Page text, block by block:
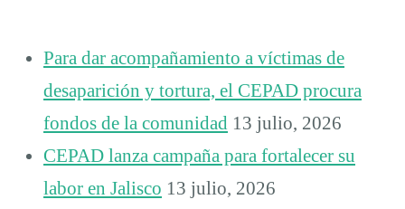
Para dar acompañamiento a víctimas de
desaparición y tortura, el CEPAD procura
fondos de la comunidad 13 julio, 2026
CEPAD lanza campaña para fortalecer su
labor en Jalisco 13 julio, 2026